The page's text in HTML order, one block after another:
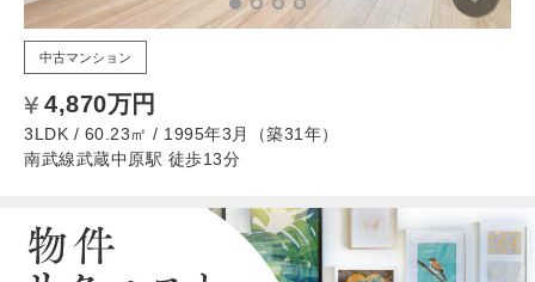
中古マンション
4,870万円
3LDK / 60.23㎡ / 1995年3月（築31年）
南武線武蔵中原駅 徒歩13分